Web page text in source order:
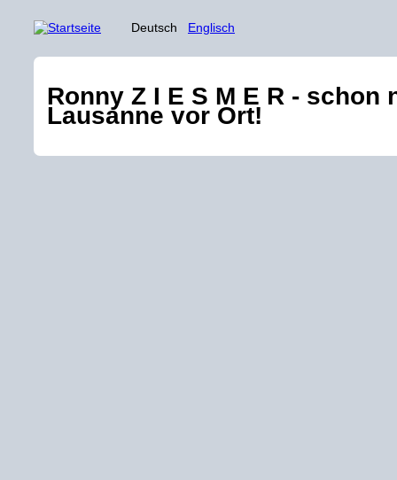
Deutsch Englisch
Ronny Z I E S M E R -
Lausanne vor Ort!